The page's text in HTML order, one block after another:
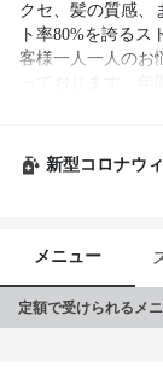
クセ、髪の質感、
ト率80%を誇る
客様一人一人のお
っております。
新型コロナウ
メニュー
定額で受けられるメ